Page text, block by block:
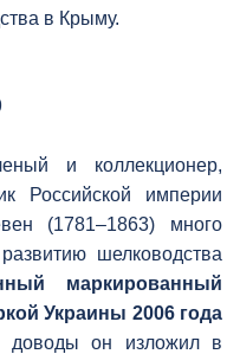
в Крыму.
и коллекционер,
Российской империи
(1781–1863) много
шелководства
маркированный
Украины 2006 года
доводы он изложил в